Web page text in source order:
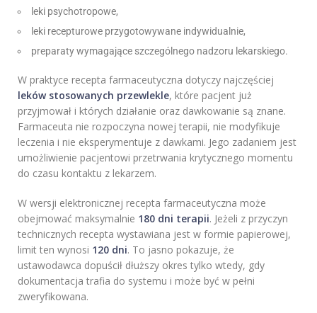
leki psychotropowe,
leki recepturowe przygotowywane indywidualnie,
preparaty wymagające szczególnego nadzoru lekarskiego.
W praktyce recepta farmaceutyczna dotyczy najczęściej
leków stosowanych przewlekle, które pacjent już
przyjmował i których działanie oraz dawkowanie są znane.
Farmaceuta nie rozpoczyna nowej terapii, nie modyfikuje
leczenia i nie eksperymentuje z dawkami. Jego zadaniem jest
umożliwienie pacjentowi przetrwania krytycznego momentu
do czasu kontaktu z lekarzem.
W wersji elektronicznej recepta farmaceutyczna może
obejmować maksymalnie 180 dni terapii. Jeżeli z przyczyn
technicznych recepta wystawiana jest w formie papierowej,
limit ten wynosi 120 dni. To jasno pokazuje, że
ustawodawca dopuścił dłuższy okres tylko wtedy, gdy
dokumentacja trafia do systemu i może być w pełni
zweryfikowana.